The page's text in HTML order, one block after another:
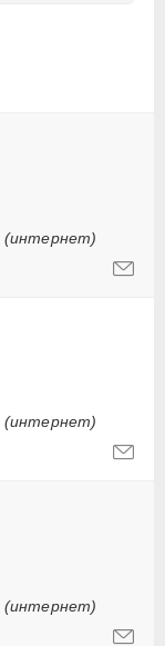
(интернет)
(интернет)
(интернет)